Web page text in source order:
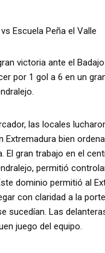
victoria ante el
por 1 gol a 6 en un
las locales
Extremadura bien
El gran trabajo en el
permitió
dominio permitió al
con claridad a la
sucedían. Las
juego del equipo.